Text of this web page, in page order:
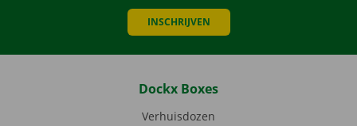
INSCHRIJVEN
Dockx Boxes
Verhuisdozen